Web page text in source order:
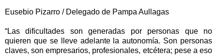
Eusebio Pizarro / Delegado de Pampa Aullagas
“Las dificultades son generadas por personas que no
quieren que se lleve adelante la autonomía. Son personas
claves, son empresarios, profesionales, etcétera; pese a eso